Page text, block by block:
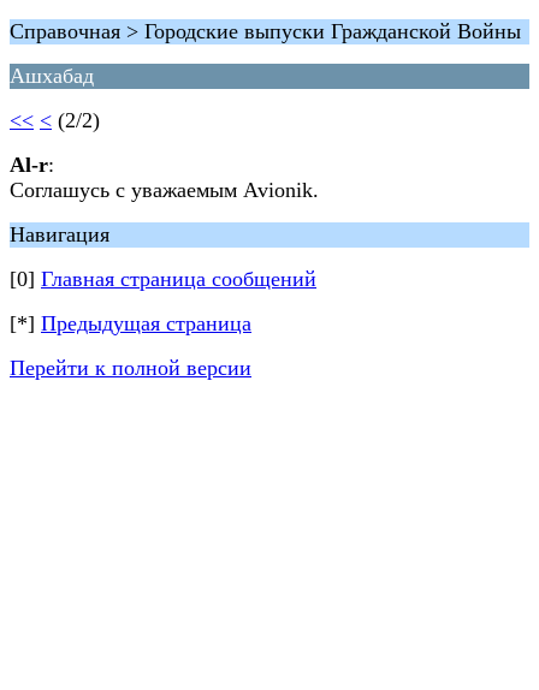
Справочная > Городские выпуски Гражданской Войны
Ашхабад
<< < (2/2)
Al-r:
Соглашусь с уважаемым Avionik.
Навигация
[0] Главная страница сообщений
[*] Предыдущая страница
Перейти к полной версии